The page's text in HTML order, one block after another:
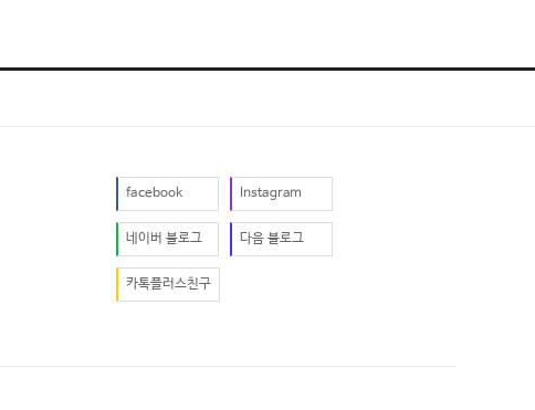
facebook Instagram
네이버 블로그 다음 블로그
카톡플러스친구